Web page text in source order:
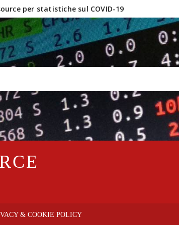
per statistiche sul COVID-19
e software OpenSource?
& COOKIE POLICY